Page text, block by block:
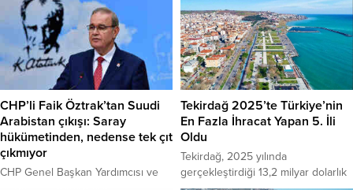
daha da güçlenerek ikinci yarıda
maç kaybetmedi. Tekirdağspor
zirve iddiasını sürdürüyor. Bölgesel
Amatör Lig 11. Grupta zirve takibini
sürdüren Tekirdağspor ligin ikinci
yarısında karşılaştığı 3 maçta 3
galibiyet alarak puan farkını 3’e
düşürdü....
Kursu katılımcılarının destekleriyle,
temiz suya erişimin kısıtlı olduğu
Sierra Leone’de su kuyusu açma
projesi gerçekleştirildi. Tekirdağlı
hayırseverlerin katkılarıyla hayata
geçen proje, Zeliha Yarapsanlı
Kur’an Kursunda eğitim veren
Fatma Çebi önderliğinde hazırlandı.
Sosyal sorumluluk...
CHP’li Faik Öztrak’tan Suudi
Arabistan çıkışı: Saray
hükümetinden, nedense tek çıt
çıkmıyor
CHP Genel Başkan Yardımcısı ve
Tekirdağ 2025’te Türkiye’nin
En Fazla İhracat Yapan 5. İli
Oldu
Tekirdağ, 2025 yılında
gerçekleştirdiği 13,2 milyar dolarlık